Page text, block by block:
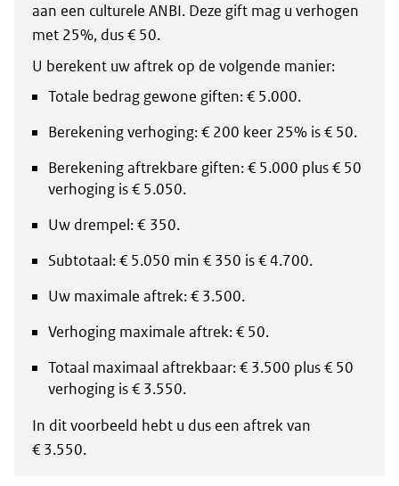
aan een culturele ANBI. Deze gift mag u verhogen
met 25%, dus € 50.
U berekent uw aftrek op de volgende manier:
Totale bedrag gewone giften: € 5.000.
Berekening verhoging: € 200 keer 25% is € 50.
Berekening aftrekbare giften: € 5.000 plus € 50
verhoging is € 5.050.
Uw drempel: € 350.
Subtotaal: € 5.050 min € 350 is € 4.700.
Uw maximale aftrek: € 3.500.
Verhoging maximale aftrek: € 50.
Totaal maximaal aftrekbaar: € 3.500 plus € 50
verhoging is € 3.550.
In dit voorbeeld hebt u dus een aftrek van
€ 3.550.